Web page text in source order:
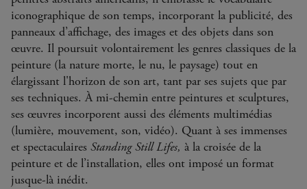
iconographique de son temps, incorporant la publicité, des
panneaux d’affichage, des images et des objets dans son
œuvre. Il poursuit volontairement les genres classiques de la
peinture (la nature morte, le nu, le paysage) tout en
élargissant l'horizon de son art, tant par ses sujets que par
ses techniques. À mi-chemin entre peintures et sculptures,
ses œuvres incorporent aussi des éléments multimédias
(lumière, mouvement, son, vidéo). Quant à ses immenses
et spectaculaires Standing Still Lifes, à la croisée de la
peinture et de l’installation, elles ont imposé un format
jusque-là inédit.